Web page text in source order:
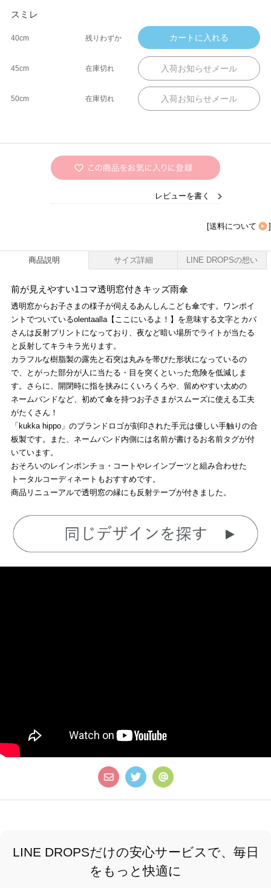
スミレ
40cm 残りわずか
45cm 在庫切れ
50cm 在庫切れ
レビューを書く
[送料について ]
商品説明 サイズ詳細 LINE DROPSの想い
前が見えやすい1コマ透明窓付きキッズ雨傘
透明窓からお子さまの様子が伺えるあんしんこども傘です。ワンポイ
ントでついているolentaalla【ここにいるよ！】を意味する文字とカバ
さんは反射プリントになっており、夜など暗い場所でライトが当たる
と反射してキラキラ光ります。
カラフルな樹脂製の露先と石突は丸みを帯びた形状になっているの
で、とがった部分が人に当たる・目を突くといった危険を低減しま
す。さらに、開閉時に指を挟みにくいろくろや、留めやすい太めの
ネームバンドなど、初めて傘を持つお子さまがスムーズに使える工夫
がたくさん！
「kukka hippo」のブランドロゴが刻印された手元は優しい手触りの合
板製です。また、ネームバンド内側には名前が書けるお名前タグが付
いています。
おそろいのレインポンチョ・コートやレインブーツと組み合わせた
トータルコーディネートもおすすめです。
商品リニューアルで透明窓の縁にも反射テープが付きました。
LINE DROPSだけの安心サービスで、毎日
をもっと快適に